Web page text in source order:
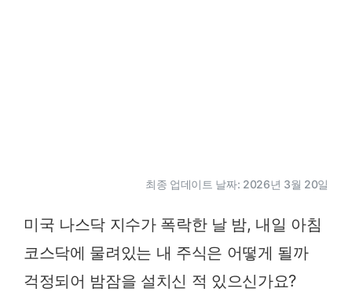
최종 업데이트 날짜: 2026년 3월 20일
미국 나스닥 지수가 폭락한 날 밤, 내일 아침
코스닥에 물려있는 내 주식은 어떻게 될까
걱정되어 밤잠을 설치신 적 있으신가요?